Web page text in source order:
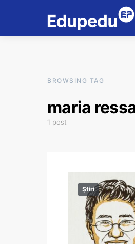
BROWSING TAG
maria
1 post
Știri